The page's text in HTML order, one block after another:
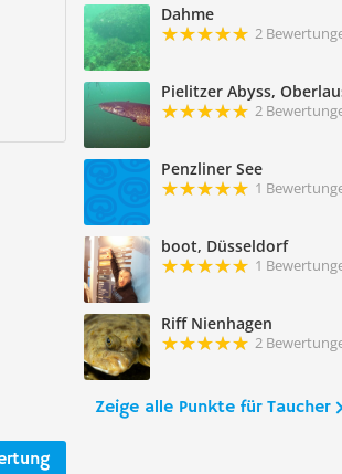
Dahme
2
Pielitzer Abyss,
2
Penzliner See
1
boot, Düsseldorf
1
Riff Nienhagen
2
Zeige alle Punkte für Taucher